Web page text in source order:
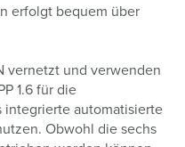
erfolgt bequem über
vernetzt und verwenden
1.6 für die
integrierte automatisierte
Obwohl die sechs